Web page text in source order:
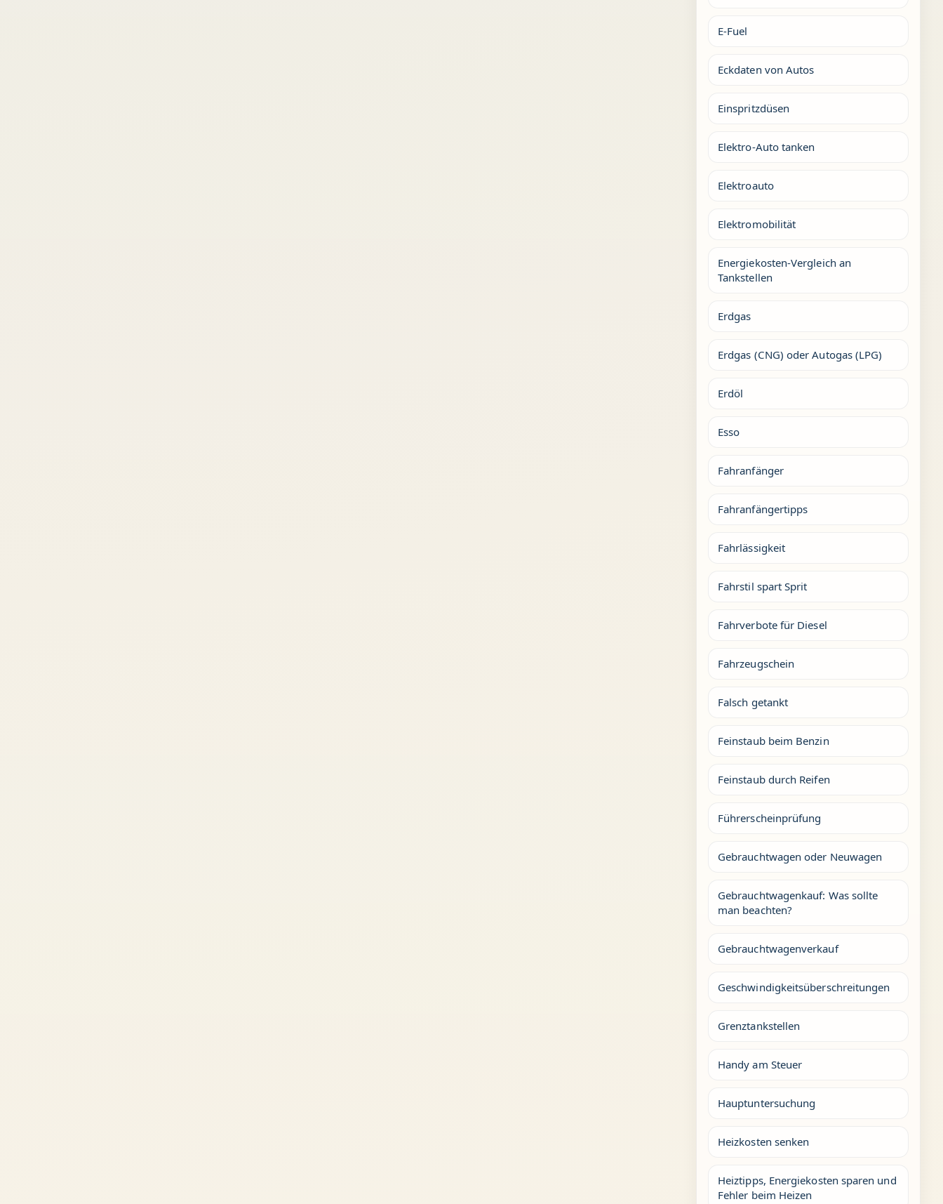
E-Fuel
Eckdaten von Autos
Einspritzdüsen
Elektro-Auto tanken
Elektroauto
Elektromobilität
Energiekosten-Vergleich an
Tankstellen
Erdgas
Erdgas (CNG) oder Autogas (LPG)
Erdöl
Esso
Fahranfänger
Fahranfängertipps
Fahrlässigkeit
Fahrstil spart Sprit
Fahrverbote für Diesel
Fahrzeugschein
Falsch getankt
Feinstaub beim Benzin
Feinstaub durch Reifen
Führerscheinprüfung
Gebrauchtwagen oder Neuwagen
Gebrauchtwagenkauf: Was sollte
man beachten?
Gebrauchtwagenverkauf
Geschwindigkeitsüberschreitungen
Grenztankstellen
Handy am Steuer
Hauptuntersuchung
Heizkosten senken
Heiztipps, Energiekosten sparen und
Fehler beim Heizen